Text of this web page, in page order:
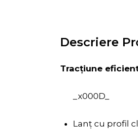
Descriere
Tracțiune
_x000D_
Lanț cu profil